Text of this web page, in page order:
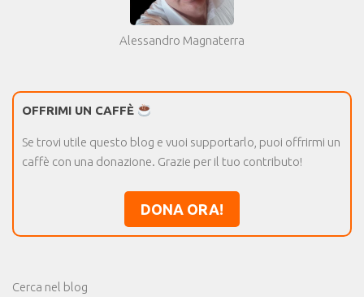
Alessandro Magnaterra
OFFRIMI UN CAFFÈ
Se trovi utile questo blog e vuoi supportarlo, puoi offrirmi un
caffè con una donazione. Grazie per il tuo contributo!
DONA ORA!
Cerca nel blog